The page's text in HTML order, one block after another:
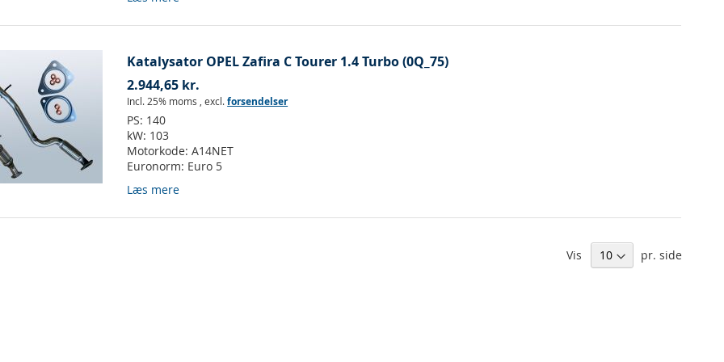
Katalysator OPEL Zafira C Tourer 1.4 Turbo (0Q_75)
2.944,65 kr.
Incl. 25% moms ,excl.forsendelser
PS: 140
kW: 103
Motorkode:A14NET
Euronorm: Euro 5
Læs mere
Vis pr. side